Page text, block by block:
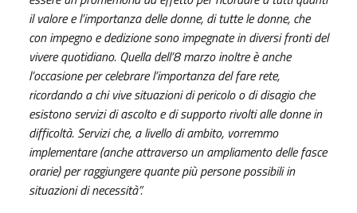
il valore e l’importanza delle donne, di tutte le donne, che
con impegno e dedizione sono impegnate in diversi fronti del
vivere quotidiano. Quella dell’8 marzo inoltre è anche
l’occasione per celebrare l’importanza del fare rete,
ricordando a chi vive situazioni di pericolo o di disagio che
esistono servizi di ascolto e di supporto rivolti alle donne in
difficoltà. Servizi che, a livello di ambito, vorremmo
implementare (anche attraverso un ampliamento delle fasce
orarie) per raggiungere quante più persone possibili in
situazioni di necessità”.